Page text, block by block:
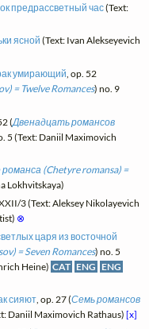
предрассветный час(Text:
ясной (Text: Ivan Alekseyevich
умирающий, op. 52
= Twelve Romances) no. 9
(Двенадцать романсов
5 (Text: Daniil Maximovich
(Chetyre romansa) =
Lokhvitskaya)
3 (Text: Aleksey Nikolayevich
⊗
царя из восточной
= Seven Romances) no. 5
Heine) CAT ENG ENG
сияют, op. 27 (Семь романсов
Daniil Maximovich Rathaus)[x]